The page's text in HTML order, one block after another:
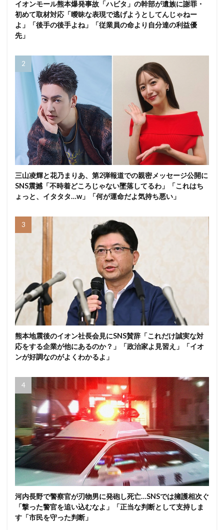
イオンモール熊本爆発事故「ハビタ」の幹部が遺族に謝罪・
初めて取材対応「曖昧な表現で逃げようとしてんじゃねー
よ」「後手の後手よね」「従業員の命より自分達の利益優
先」
三山凌輝と花乃まりあ、第2弾報道での親密メッセージ公開に
SNS震撼「不時着どころじゃない墜落してるわ」「これはち
ょっと、イタタタ…w」「何が運命だよ気持ち悪い」
熊本地震後のイオン社長会見にSNS賛辞「これだけ誠実な対
応をする企業が他にあるのか？」「政治家よ見習え」「イオ
ンが好調なのがよくわかるよ」
河内長野で警察官が刃物男に発砲し死亡…SNSでは擁護相次ぐ
「撃った警官を追い込むなよ」「正当な判断として支持しま
す「市民を守った判断」